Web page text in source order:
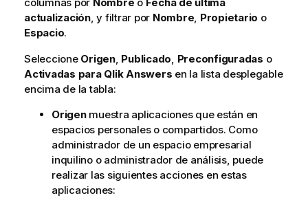
actualización, y filtrar por Nombre, Propietario o
Espacio.
Seleccione Origen, Publicado, Preconfiguradas o
Activadas para Qlik Answers en la lista desplegable
encima de la tabla:
Origenmuestra aplicaciones que están en
espacios personales o compartidos. Como
administrador de un espacio empresarial
inquilino o administrador de análisis, puede
realizar las siguientes acciones en estas
aplicaciones: